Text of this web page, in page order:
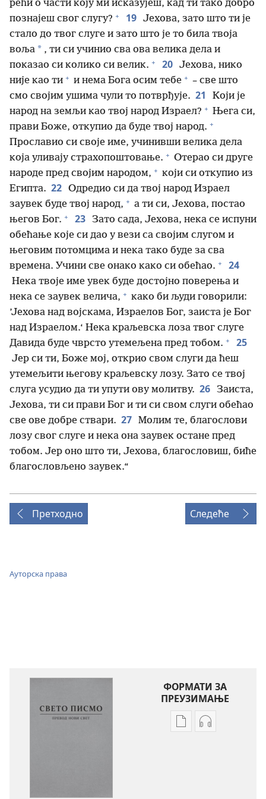
рећи о части коју ми исказујеш, кад ти тако добро
познајеш свог слугу? + 19 Јехова, зато што ти је
стало до твог слуге и зато што је то била твоја
воља * , ти си учинио сва ова велика дела и
показао си колико си велик. + 20 Јехова, нико
није као ти + и нема Бога осим тебе + – све што
смо својим ушима чули то потврђује. 21
Који је
народ на земљи као твој народ Израел? + Њега си,
прави Боже, откупио да буде твој народ. +
Прославио си своје име, учинивши велика дела
која уливају страхопоштовање. + Отерао си друге
народе пред својим народом, + који си откупио из
Египта. 22 Одредио си да твој народ Израел
заувек буде твој народ, + а ти си, Јехова, постао
његов Бог. + 23 Зато сада, Јехова, нека се испуни
обећање које си дао у вези са својим слугом и
његовим потомцима и нека тако буде за сва
времена. Учини све онако како си обећао. + 24
Нека твоје име увек буде достојно поверења и
нека се заувек велича, + како би људи говорили:
’Јехова над војскама, Израелов Бог, заиста је Бог
над Израелом.‘ Нека краљевска лоза твог слуге
Давида буде чврсто утемељена пред тобом. + 25
Јер си ти, Боже мој, открио свом слуги да ћеш
утемељити његову краљевску лозу. Зато се твој
слуга усудио да ти упути ову молитву. 26 Заиста,
Јехова, ти си прави Бог и ти си свом слуги обећао
све ове добре ствари. 27 Молим те, благослови
лозу свог слуге и нека она заувек остане пред
тобом. Јер оно што ти, Јехова, благословиш, биће
благословљено заувек.“
Претходно Следеће
Ауторска права
ФОРМАТИ ЗА
ПРЕУЗИМАЊЕ
ФорматиФормати